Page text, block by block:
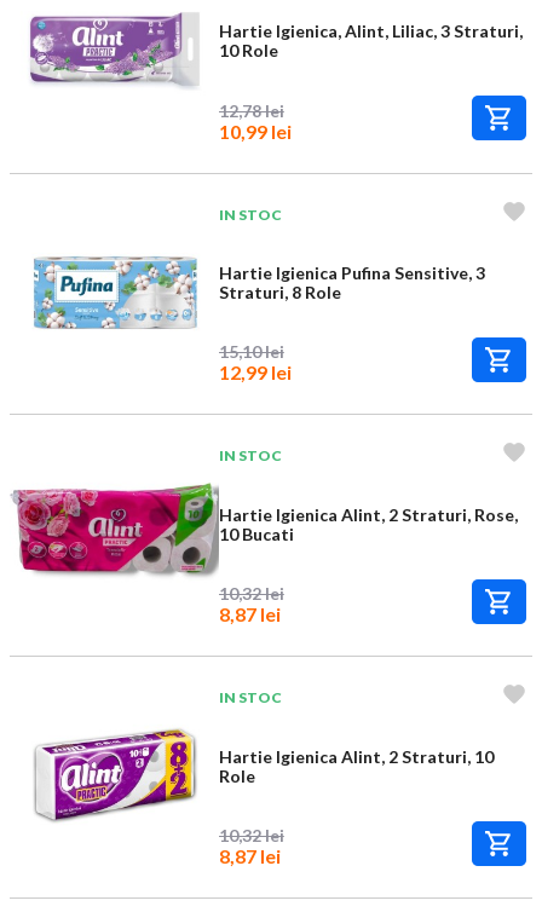
Hartie Igienica, Alint, Liliac, 3 Straturi,
10 Role
12,78 lei
10,99 lei
IN STOC
Hartie Igienica Pufina Sensitive, 3
Straturi, 8 Role
15,10 lei
12,99 lei
IN STOC
Hartie Igienica Alint, 2 Straturi, Rose,
10 Bucati
10,32 lei
8,87 lei
IN STOC
Hartie Igienica Alint, 2 Straturi, 10
Role
10,32 lei
8,87 lei